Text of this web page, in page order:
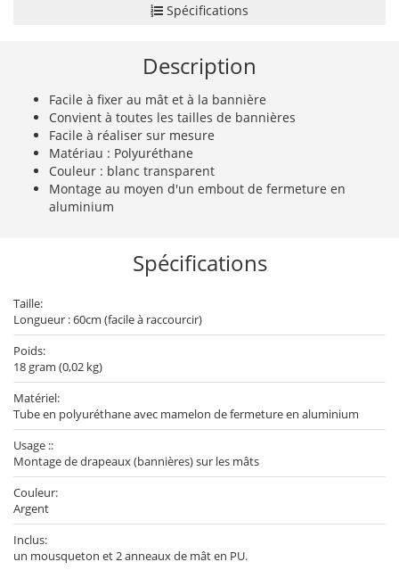
Spécifications
Description
Facile à fixer au mât et à la bannière
Convient à toutes les tailles de bannières
Facile à réaliser sur mesure
Matériau : Polyuréthane
Couleur : blanc transparent
Montage au moyen d'un embout de fermeture en
aluminium
Spécifications
Taille:
Longueur : 60cm (facile à raccourcir)
Poids:
18 gram (0,02 kg)
Matériel:
Tube en polyuréthane avec mamelon de fermeture en aluminium
Usage ::
Montage de drapeaux (bannières) sur les mâts
Couleur:
Argent
Inclus:
un mousqueton et 2 anneaux de mât en PU.